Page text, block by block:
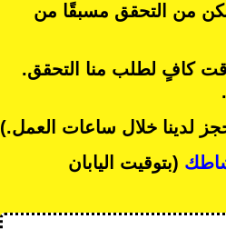
من التحقق مسبقًا من
كافٍ لطلب منا التحقق.
لدينا خلال ساعات العمل.)
(بتوقيت اليابان